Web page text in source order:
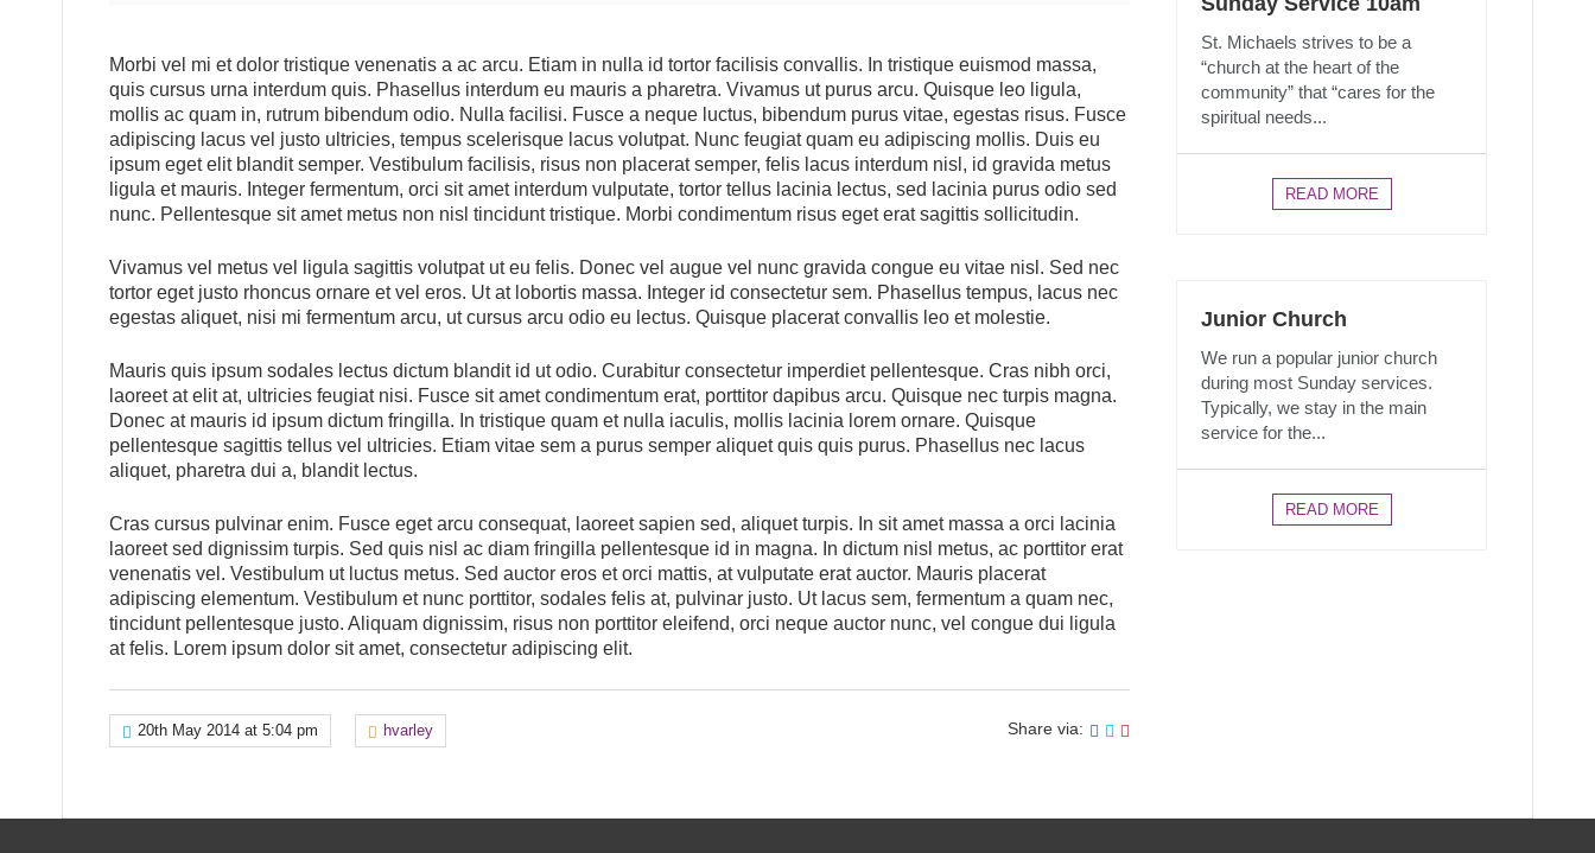
Morbi vel mi et dolor tristique venenatis a ac arcu. Etiam in nulla id tortor facilisis convallis. In tristique euismod massa,
quis cursus urna interdum quis. Phasellus interdum eu mauris a pharetra. Vivamus ut purus arcu. Quisque leo ligula,
mollis ac quam in, rutrum bibendum odio. Nulla facilisi. Fusce a neque luctus, bibendum purus vitae, egestas risus. Fusce
adipiscing lacus vel justo ultricies, tempus scelerisque lacus volutpat. Nunc feugiat quam eu adipiscing mollis. Duis eu
ipsum eget elit blandit semper. Vestibulum facilisis, risus non placerat semper, felis lacus interdum nisl, id gravida metus
ligula et mauris. Integer fermentum, orci sit amet interdum vulputate, tortor tellus lacinia lectus, sed lacinia purus odio sed
nunc. Pellentesque sit amet metus non nisl tincidunt tristique. Morbi condimentum risus eget erat sagittis sollicitudin.
Vivamus vel metus vel ligula sagittis volutpat ut eu felis. Donec vel augue vel nunc gravida congue eu vitae nisl. Sed nec
tortor eget justo rhoncus ornare et vel eros. Ut at lobortis massa. Integer id consectetur sem. Phasellus tempus, lacus nec
egestas aliquet, nisi mi fermentum arcu, ut cursus arcu odio eu lectus. Quisque placerat convallis leo et molestie.
Mauris quis ipsum sodales lectus dictum blandit id ut odio. Curabitur consectetur imperdiet pellentesque. Cras nibh orci,
laoreet at elit at, ultricies feugiat nisi. Fusce sit amet condimentum erat, porttitor dapibus arcu. Quisque nec turpis magna.
Donec at mauris id ipsum dictum fringilla. In tristique quam et nulla iaculis, mollis lacinia lorem ornare. Quisque
pellentesque sagittis tellus vel ultricies. Etiam vitae sem a purus semper aliquet quis quis purus. Phasellus nec lacus
aliquet, pharetra dui a, blandit lectus.
Cras cursus pulvinar enim. Fusce eget arcu consequat, laoreet sapien sed, aliquet turpis. In sit amet massa a orci lacinia
laoreet sed dignissim turpis. Sed quis nisl ac diam fringilla pellentesque id in magna. In dictum nisl metus, ac porttitor erat
venenatis vel. Vestibulum ut luctus metus. Sed auctor eros et orci mattis, at vulputate erat auctor. Mauris placerat
adipiscing elementum. Vestibulum et nunc porttitor, sodales felis at, pulvinar justo. Ut lacus sem, fermentum a quam nec,
tincidunt pellentesque justo. Aliquam dignissim, risus non porttitor eleifend, orci neque auctor nunc, vel congue dui ligula
at felis. Lorem ipsum dolor sit amet, consectetur adipiscing elit.
20th May 2014 at 5:04 pm hvarley Share via:
St. Michaels strives to be a
“church at the heart of the
community” that “cares for the
spiritual needs...
READ MORE
Junior Church
We run a popular junior church
during most Sunday services.
Typically, we stay in the main
service for the...
READ MORE